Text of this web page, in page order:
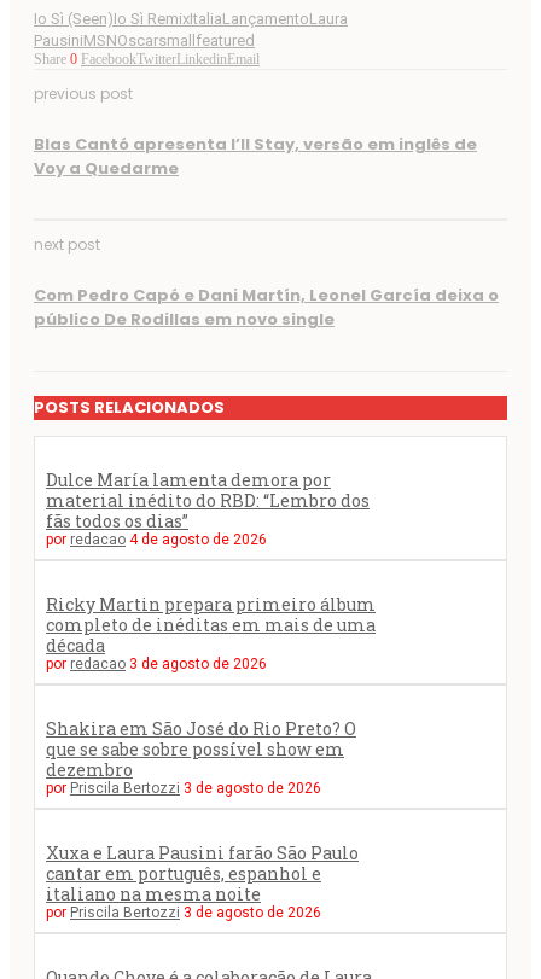
Io Sì (Seen)Io Sì RemixItaliaLançamentoLaura
PausiniMSNOscarsmallfeatured
Share 0 FacebookTwitter Linkedin Email
previous post
Blas Cantó apresenta I’ll Stay, versão em inglês de
Voy a Quedarme
next post
Com Pedro Capó e Dani Martín, Leonel García deixa o
público De Rodillas em novo single
POSTS RELACIONADOS
Dulce María lamenta demora por
material inédito do RBD: “Lembro dos
fãs todos os dias”
por redacao 4 de agosto de 2026
Ricky Martin prepara primeiro álbum
completo de inéditas em mais de uma
década
por redacao 3 de agosto de 2026
Shakira em São José do Rio Preto? O
que se sabe sobre possível show em
dezembro
por Priscila Bertozzi 3 de agosto de 2026
Xuxa e Laura Pausini farão São Paulo
cantar em português, espanhol e
italiano na mesma noite
por Priscila Bertozzi 3 de agosto de 2026